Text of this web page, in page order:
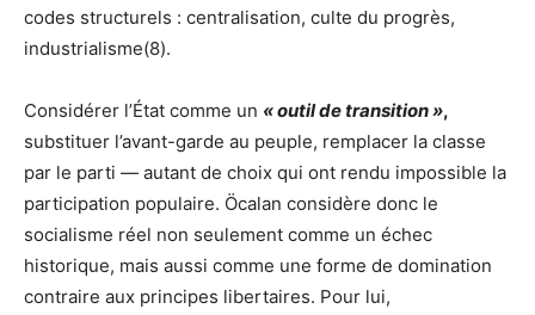
codes structurels : centralisation, culte du progrès,
industrialisme(8).
Considérer l’État comme un « outil de transition »,
substituer l’avant-garde au peuple, remplacer la classe
par le parti — autant de choix qui ont rendu impossible la
participation populaire. Öcalan considère donc le
socialisme réel non seulement comme un échec
historique, mais aussi comme une forme de domination
contraire aux principes libertaires. Pour lui,